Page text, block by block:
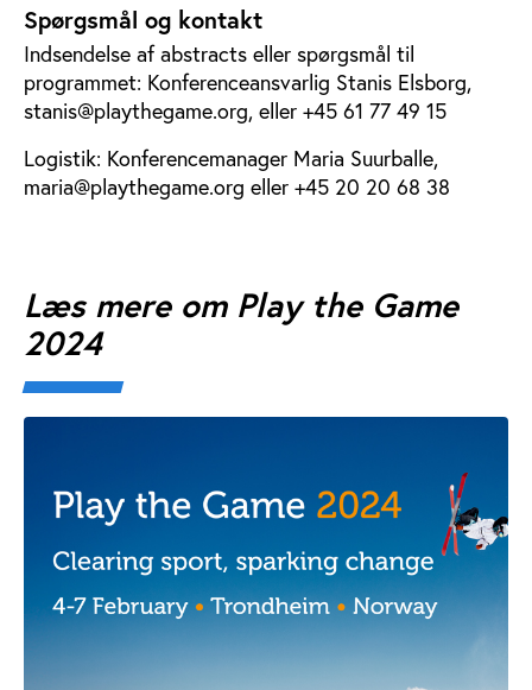
Spørgsmål og kontakt
Indsendelse af abstracts eller spørgsmål til
programmet: Konferenceansvarlig Stanis Elsborg,
stanis@playthegame.org, eller +45 61 77 49 15
Logistik: Konferencemanager Maria Suurballe,
maria@playthegame.org eller +45 20 20 68 38
Læs mere om Play the Game
2024